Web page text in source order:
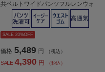
共ベルトワイドパンツフルレンウォ
ッシャブルワンタック春夏【レディ
ース】
SALE 20%OFF
価格 5,489 円 （税込）
SALE 4,390 円 （税込）